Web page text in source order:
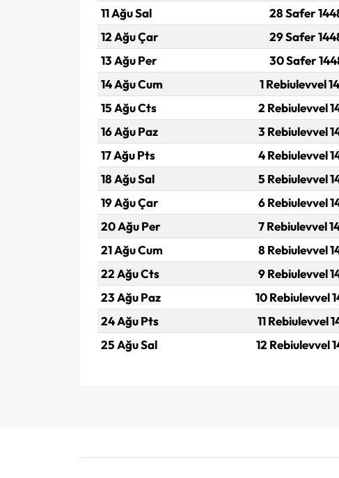
11 Ağu Sal
28 Safer
12 Ağu Çar
29 Safer
13 Ağu Per
30 Safer
14 Ağu Cum
1 Rebiulevvel
15 Ağu Cts
2 Rebiulevvel
16 Ağu Paz
3 Rebiulevvel
17 Ağu Pts
4 Rebiulevvel
18 Ağu Sal
5 Rebiulevvel
19 Ağu Çar
6 Rebiulevvel
20 Ağu Per
7 Rebiulevvel
21 Ağu Cum
8 Rebiulevvel
22 Ağu Cts
9 Rebiulevvel
23 Ağu Paz
10 Rebiulevvel
24 Ağu Pts
11 Rebiulevvel
25 Ağu Sal
12 Rebiulevvel